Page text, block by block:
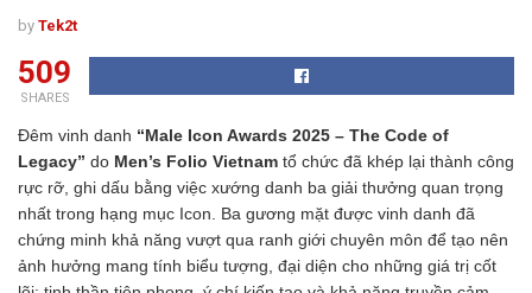
by Tek2t
509
SHARES
Đêm vinh danh “Male Icon Awards 2025 – The Code of
Legacy” do Men’s Folio Vietnam tổ chức đã khép lại thành công
rực rỡ, ghi dấu bằng việc xướng danh ba giải thưởng quan trọng
nhất trong hạng mục Icon. Ba gương mặt được vinh danh đã
chứng minh khả năng vượt qua ranh giới chuyên môn để tạo nên
ảnh hưởng mang tính biểu tượng, đại diện cho những giá trị cốt